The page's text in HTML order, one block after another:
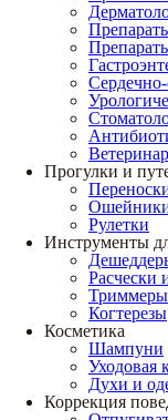
Прогулки и
Рулетки
Инструменты
Расчески
Когтерезы
Косметика
Шампуни
Уходовая
Духи и
Коррекция